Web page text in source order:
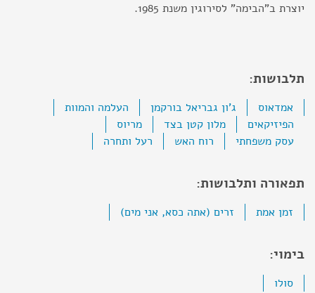
יוצרת ב"הבימה" לסירוגין משנת 1985.
תלבושות:
אמדאוס ג'ון גבריאל בורקמן
העלמה והמוות
הפיזיקאים
מלון קטן בצד
מריוס
עסק משפחתי
רוח האש רעל ותחרה
תפאורה ותלבושות:
זמן אמת זרים (אתה כסא, אני מים)
בימוי:
סולו